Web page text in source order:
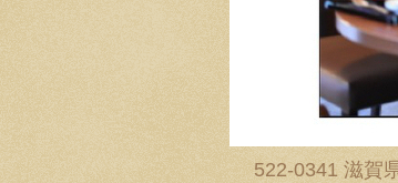
522-0341 滋賀